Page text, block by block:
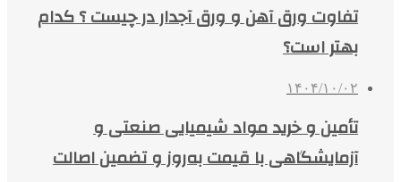
تفاوت ورق آهن و ورق آجدار در چیست ؟ کدام
بهتر است؟
۱۴۰۴/۱۰/۰۲
تأمین و خرید مواد شیمیایی صنعتی و
آزمایشگاهی با قیمت به‌روز و تضمین اصالت